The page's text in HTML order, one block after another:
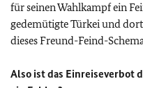
für seinen Wahlkampf ein
gedemütigte Türkei und
dieses Freund-Feind-
Also ist das Einreiseverbot